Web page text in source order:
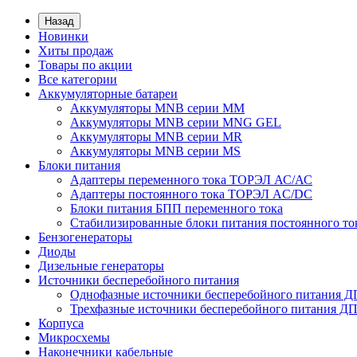
Назад
Новинки
Хиты продаж
Товары по акции
Все категории
Аккумуляторные батареи
Аккумуляторы MNB серии MM
Аккумуляторы MNB серии MNG GEL
Аккумуляторы MNB серии MR
Аккумуляторы MNB серии MS
Блоки питания
Адаптеры переменного тока ТОРЭЛ АС/АС
Адаптеры постоянного тока ТОРЭЛ AC/DC
Блоки питания БПП переменного тока
Стабилизированные блоки питания постоянного
Бензогенераторы
Диоды
Дизельные генераторы
Источники бесперебойного питания
Однофазные источники бесперебойного питания
Трехфазные источники бесперебойного питания
Корпуса
Микросхемы
Наконечники кабельные